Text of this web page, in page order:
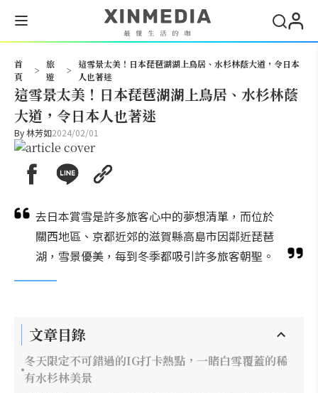
首
頁
>
旅
遊
>
這雪景太美！日本琵琶湖湖上鳥居、水杉林蔭大道，令日本
人也著迷
這雪景太美！日本琵琶湖湖上鳥居、水杉林蔭
大道，令日本人也著迷
By林芳如2024/02/01
去日本賞雪是許多旅客心中的夢想清單，而位於
關西地區、京都近郊的滋賀縣高島市因鄰近琵琶
湖，雪景優美，每到冬季都吸引許多旅客朝聖。
文章目錄
冬天限定不可錯過的IG打卡熱點，一睹白雪覆蓋的稀
有水杉林美景